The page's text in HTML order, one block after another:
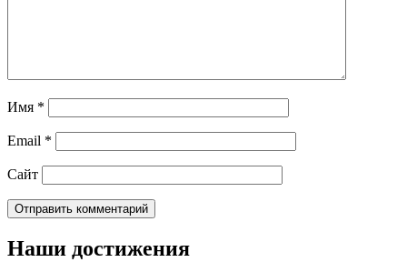
Имя *
Email *
Сайт
Наши достижения